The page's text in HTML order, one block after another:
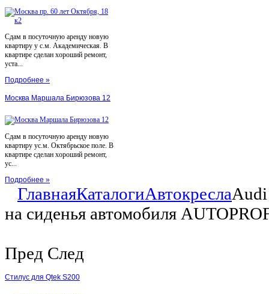
Сдам в посуточную аренду новую
квартиру у с.м. Академическая. В
квартире сделан хороший ремонт,
уста...
Подробнее »
Москва Маршала Бирюзова 12
Сдам в посуточную аренду новую
квартиру ус.м. Октябрьское поле. В
квартире сделан хороший ремонт,
ус...
Подробнее »
ГлавнаяКаталогиАвтокресла
на сиденья автомобиля
Пред След
Стилус для Qtek S200